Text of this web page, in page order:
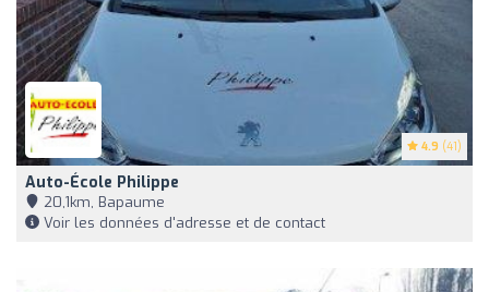
4.9 (41)
Auto-École Philippe
20,1km, Bapaume
Voir les données d'adresse et de contact